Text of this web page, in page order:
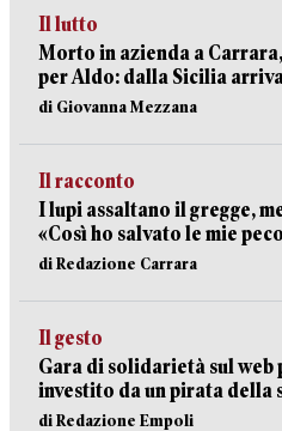
Il lutto
Morto in azienda a
per Aldo: dalla Sicilia
di Giovanna Mezzana
Il racconto
I lupi assaltano il gregge,
«Così ho salvato le mie
di Redazione Carrara
Il gesto
Gara di solidarietà sul web
investito da un pirata della
di Redazione Empoli